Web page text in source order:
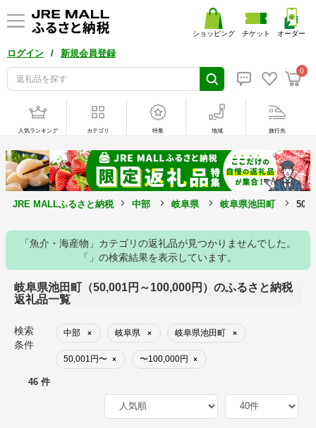
ログイン / 新規会員登録
0
ショッピング チケット オーダー
人気ランキング カテゴリ 特集 地域 旅行先
JRE MALLふるさと納税 中部 岐阜県 岐阜県池田町
「魚介・海産物」カテゴリの返礼品が見つかりませんでした。
「」の検索結果を表示しています。
岐阜県池田町（50,001円～100,000円）のふるさと納税
返礼品一覧
検索
条件
中部 × 岐阜県 × 岐阜県池田町 ×
50,001円〜 × 〜100,000円 ×
46 件